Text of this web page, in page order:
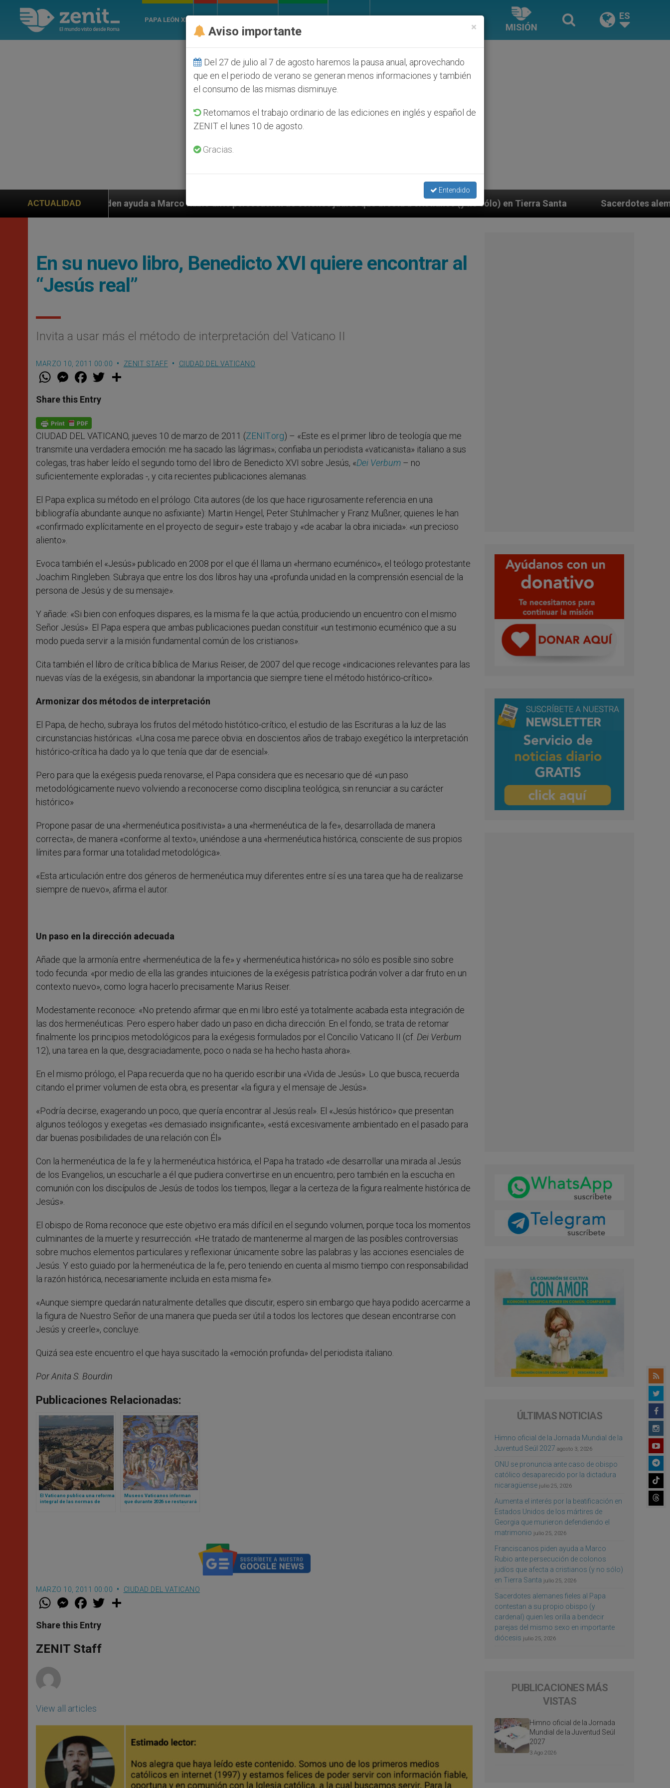
PAPA LEÓN XIV
MISIÓN
ES
ACTUALIDAD
ayuda a Marco Rubio ante persecución de colonos judíos que afecta a cristianos (y no sólo) en Tierra Santa Sacerdotes alemanes fieles al Papa
En su nuevo libro, Benedicto XVI quiere encontrar al
“Jesús real”
Invita a usar más el método de interpretación del Vaticano II
MARZO 10, 2011 00:00 ZENIT STAFF CIUDAD DEL VATICANO
W
t
s
p
p
M
e
s
e
g
e
r
F
a
e
b
o
k
w
Share this Entry
CIUDAD DEL VATICANO, jueves 10 de marzo de 2011 (ZENIT.org) – «Este es el primer libro de teología que me
transmite una verdadera emoción: me ha sacado las lágrimas»; confiaba un periodista «vaticanista» italiano a sus
colegas, tras haber leído el segundo tomo del libro de Benedicto XVI sobre Jesús, «Dei Verbum – no
suficientemente exploradas -, y cita recientes publicaciones alemanas.
El Papa explica su método en el prólogo. Cita autores (de los que hace rigurosamente referencia en una
bibliografía abundante aunque no asfixiante): Martin Hengel, Peter Stuhlmacher y Franz Mußner, quienes le han
«confirmado explícitamente en el proyecto de seguir» este trabajo y «de acabar la obra iniciada»: «un precioso
aliento».
Evoca también el «Jesús» publicado en 2008 por el que él llama un «hermano ecuménico», el teólogo protestante
Joachim Ringleben. Subraya que entre los dos libros hay una «profunda unidad en la comprensión esencial de la
persona de Jesús y de su mensaje».
Y añade: «Si bien con enfoques dispares, es la misma fe la que actúa, produciendo un encuentro con el mismo
Señor Jesús». El Papa espera que ambas publicaciones puedan constituir «un testimonio ecuménico que a su
modo pueda servir a la misión fundamental común de los cristianos».
Cita también el libro de crítica bíblica de Marius Reiser, de 2007 del que recoge «indicaciones relevantes para las
nuevas vías de la exégesis, sin abandonar la importancia que siempre tiene el método histórico-crítico».
Armonizar dos métodos de interpretación
El Papa, de hecho, subraya los frutos del método histótico-crítico, el estudio de las Escrituras a la luz de las
circunstancias históricas. «Una cosa me parece obvia: en doscientos años de trabajo exegético la interpretación
histórico-crítica ha dado ya lo que tenía que dar de esencial».
Pero para que la exégesis pueda renovarse, el Papa considera que es necesario que dé «un paso
metodológicamente nuevo volviendo a reconocerse como disciplina teológica, sin renunciar a su carácter
histórico»
Propone pasar de una «hermenéutica positivista» a una «hermenéutica de la fe», desarrollada de manera
correcta», de manera «conforme al texto», uniéndose a una «hermenéutica histórica, consciente de sus propios
límites para formar una totalidad metodológica».
«Esta articulación entre dos géneros de hermenéutica muy diferentes entre sí es una tarea que ha de realizarse
siempre de nuevo», afirma el autor.
Un paso en la dirección adecuada
Añade que la armonía entre «hermenéutica de la fe» y «hermenéutica histórica» no sólo es posible sino sobre
todo fecunda: «por medio de ella las grandes intuiciones de la exégesis patrística podrán volver a dar fruto en un
contexto nuevo», como logra hacerlo precisamente Marius Reiser.
Modestamente reconoce: «No pretendo afirmar que en mi libro esté ya totalmente acabada esta integración de
las dos hermenéuticas. Pero espero haber dado un paso en dicha dirección. En el fondo, se trata de retomar
finalmente los principios metodológicos para la exégesis formulados por el Concilio Vaticano II (cf. Dei Verbum
12), una tarea en la que, desgraciadamente, poco o nada se ha hecho hasta ahora».
En el mismo prólogo, el Papa recuerda que no ha querido escribir una «Vida de Jesús». Lo que busca, recuerda
citando el primer volumen de esta obra, es presentar «la figura y el mensaje de Jesús».
«Podría decirse, exagerando un poco, que quería encontrar al Jesús real». El «Jesús histórico» que presentan
algunos teólogos y exegetas «es demasiado insignificante», «está excesivamente ambientado en el pasado para
dar buenas posibilidades de una relación con Él»
Con la hermenéutica de la fe y la hermenéutica histórica, el Papa ha tratado «de desarrollar una mirada al Jesús
de los Evangelios, un escucharle a él que pudiera convertirse en un encuentro; pero también en la escucha en
comunión con los discípulos de Jesús de todos los tiempos, llegar a la certeza de la figura realmente histórica de
Jesús».
El obispo de Roma reconoce que este objetivo era más difícil en el segundo volumen, porque toca los momentos
culminantes de la muerte y resurrección. «He tratado de mantenerme al margen de las posibles controversias
sobre muchos elementos particulares y reflexionar únicamente sobre las palabras y las acciones esenciales de
Jesús. Y esto guiado por la hermenéutica de la fe, pero teniendo en cuenta al mismo tiempo con responsabilidad
la razón histórica, necesariamente incluida en esta misma fe».
«Aunque siempre quedarán naturalmente detalles que discutir, espero sin embargo que haya podido acercarme a
la figura de Nuestro Señor de una manera que pueda ser útil a todos los lectores que desean encontrarse con
Jesús y creerle», concluye.
Quizá sea este encuentro el que haya suscitado la «emoción profunda» del periodista italiano.
Por Anita S. Bourdin
Publicaciones Relacionadas:
El Vaticano publica una reforma
integral de las normas de
Museos Vaticanos informan
que durante 2026 se restaurará
el Juicio Final de Miguel Ángel
MARZO 10, 2011 00:00 CIUDAD DEL VATICANO
W
t
s
p
p
M
e
s
e
g
e
F
a
e
b
o
k
w
Share this Entry
ZENIT Staff
View all articles
ÚLTIMAS NOTICIAS
Himno oficial de la Jornada Mundial de la
Juventud Seúl 2027 agosto 3, 2026
ONU se pronuncia ante caso de obispo
católico desaparecido por la dictadura
nicaragüense julio 25, 2026
Aumenta el interés por la beatificación en
Estados Unidos de los mártires de
Georgia que murieron defendiendo el
matrimonio julio 25, 2026
Franciscanos piden ayuda a Marco
Rubio ante persecución de colonos
judíos que afecta a cristianos (y no sólo)
en Tierra Santa julio 25, 2026
Sacerdotes alemanes fieles al Papa
contestan a su propio obispo (y
cardenal) quien les orilla a bendecir
parejas del mismo sexo en importante
diócesis julio 25, 2026
PUBLICACIONES MÁS
VISTAS
Himno oficial de la Jornada
Mundial de la Juventud Seúl
2027
3 Ago 2026
×
Aviso importante
Del 27 de julio al 7 de agosto haremos la pausa anual, aprovechando
que en el periodo de verano se generan menos informaciones y también
el consumo de las mismas disminuye.
Retomamos el trabajo ordinario de las ediciones en inglés y español de
ZENIT el lunes 10 de agosto.
Gracias.
Entendido